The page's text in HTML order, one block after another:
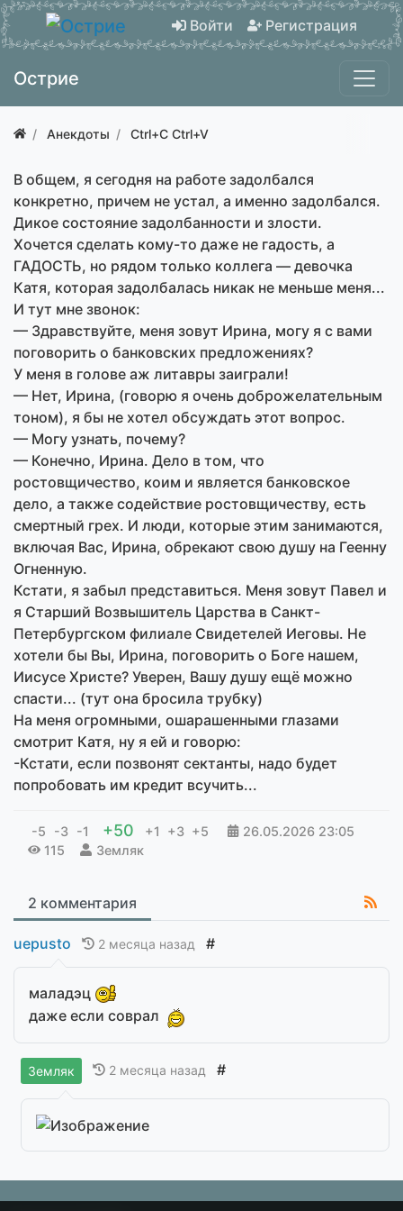
Войти Регистрация
Острие
Анекдоты Ctrl+C Ctrl+V
В общем, я сегодня на работе задолбался
конкретно, причем не устал, а именно задолбался.
Дикое состояние задолбанности и злости.
Хочется сделать кому-то даже не гадость, а
ГАДОСТЬ, но рядом только коллега — девочка
Катя, которая задолбалась никак не меньше меня...
И тут мне звонок:
— Здравствуйте, меня зовут Ирина, могу я с вами
поговорить о банковских предложениях?
У меня в голове аж литавры заиграли!
— Нет, Ирина, (говорю я очень доброжелательным
тоном), я бы не хотел обсуждать этот вопрос.
— Могу узнать, почему?
— Конечно, Ирина. Дело в том, что
ростовщичество, коим и является банковское
дело, а также содействие ростовщичеству, есть
смертный грех. И люди, которые этим занимаются,
включая Вас, Ирина, обрекают свою душу на Геенну
Огненную.
Кстати, я забыл представиться. Меня зовут Павел и
я Старший Возвышитель Царства в Санкт-
Петербургском филиале Свидетелей Иеговы. Не
хотели бы Вы, Ирина, поговорить о Боге нашем,
Иисусе Христе? Уверен, Вашу душу ещё можно
спасти... (тут она бросила трубку)
На меня огромными, ошарашенными глазами
смотрит Катя, ну я ей и говорю:
-Кстати, если позвонят сектанты, надо будет
попробовать им кредит всучить...
-5 -3 -1 +50 +1 +3 +5 26.05.2026 23:05
115
Земляк
2 комментария
uepusto 2 месяца назад #
маладэц
даже если соврал
Земляк 2 месяца назад #